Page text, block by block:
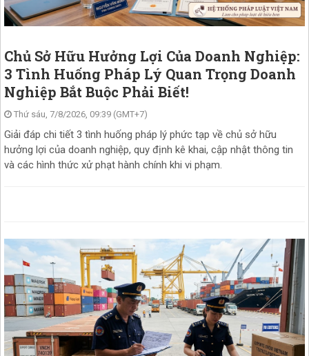
Chủ Sở Hữu Hưởng Lợi Của Doanh Nghiệp:
3 Tình Huống Pháp Lý Quan Trọng Doanh
Nghiệp Bắt Buộc Phải Biết!
Thứ sáu, 7/8/2026, 09:39 (GMT+7)
Giải đáp chi tiết 3 tình huống pháp lý phức tạp về chủ sở hữu
hưởng lợi của doanh nghiệp, quy định kê khai, cập nhật thông tin
và các hình thức xử phạt hành chính khi vi phạm.